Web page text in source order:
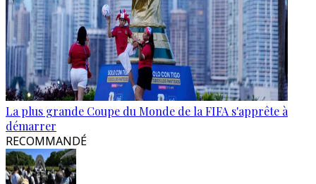
La plus grande Coupe du Monde de la FIFA s'apprête à
démarrer
RECOMMANDÉ